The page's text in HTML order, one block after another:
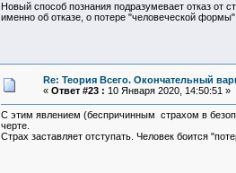
Новый способ познания подразумевает отказ от
именно об отказе, о потере "человеческой
Re: Теория Всего. Окончательный
« Ответ #23 : 10 Января 2020, 14:50:51 »
С этим явлением (беспричинным страхом в
черте.
Страх заставляет отступать. Человек боится